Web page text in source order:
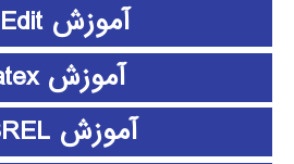
آموزش L-Edit
آموزش Latex
آموزش LISREL